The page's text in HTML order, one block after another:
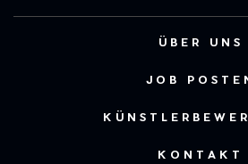
ÜBER UNS
JOB
KONTAKT